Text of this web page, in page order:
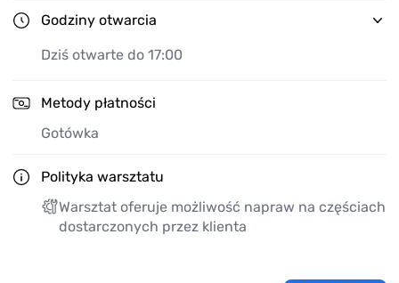
Godziny otwarcia
Dziś otwarte do 17:00
Metody płatności
Gotówka
Polityka warsztatu
Warsztat oferuje możliwość napraw na częściach
dostarczonych przez klienta